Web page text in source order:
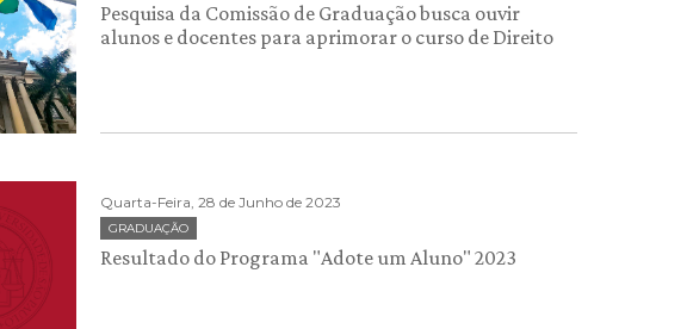
Pesquisa da Comissão de Graduação busca ouvir
alunos e docentes para aprimorar o curso de Direito
Quarta-Feira, 28 de Junho de 2023
GRADUAÇÃO
Resultado do Programa "Adote um Aluno" 2023